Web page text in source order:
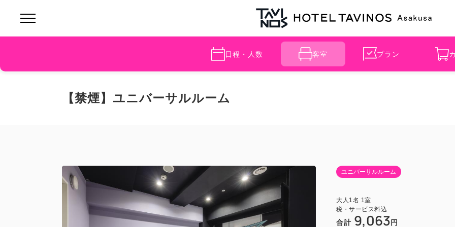
日程・人数 客室 プラン
【禁煙】ユニバーサルルーム
ユニバーサルルーム
大人 1名 1室
税・サービス料込
合計 9,063 円